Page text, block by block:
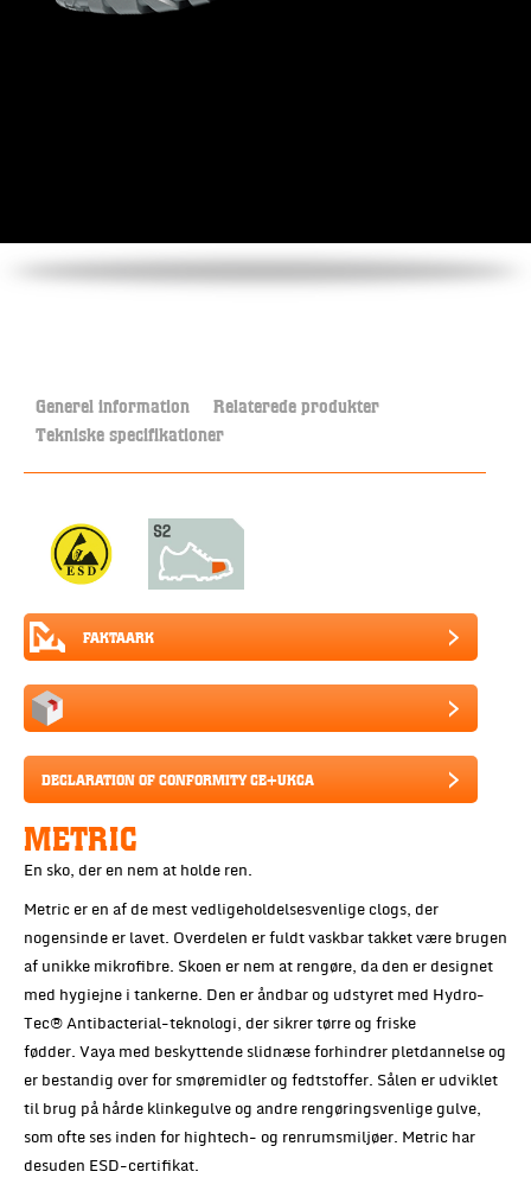
Generel information Relaterede produkter
Tekniske specifikationer
FAKTAARK
DECLARATION OF CONFORMITY CE+UKCA
METRIC
En sko, der en nem at holde ren.
Metric er en af de mest vedligeholdelsesvenlige clogs, der
nogensinde er lavet. Overdelen er fuldt vaskbar takket være brugen
af unikke mikrofibre. Skoen er nem at rengøre, da den er designet
med hygiejne i tankerne. Den er åndbar og udstyret med Hydro-
Tec® Antibacterial-teknologi, der sikrer tørre og friske
fødder. Vaya med beskyttende slidnæse forhindrer pletdannelse og
er bestandig over for smøremidler og fedtstoffer. Sålen er udviklet
til brug på hårde klinkegulve og andre rengøringsvenlige gulve,
som ofte ses inden for hightech- og renrumsmiljøer. Metric har
desuden ESD-certifikat.